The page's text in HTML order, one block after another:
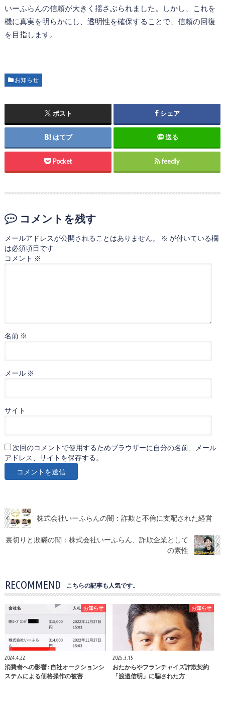
いーふらんの信頼が大きく揺さぶられました。しかし、これを
機に真実を明らかにし、透明性を確保することで、信頼の回復
を目指します。
お知らせ
ポスト シェア
はてブ 送る
Pocket feedly
コメントを残す
メールアドレスが公開されることはありません。 ※ が付いている欄
は必須項目です
コメント ※
名前 ※
メール ※
サイト
次回のコメントで使用するためブラウザーに自分の名前、メール
アドレス、サイトを保存する。
株式会社いーふらんの闇：詐欺と不倫に支配された経営
裏切りと欺瞞の闇：株式会社いーふらん、詐欺企業として
の素性
RECOMMEND こちらの記事も人気です。
お知らせ
2024.4.22
消費者への影響 : 自社オークションシ
ステムによる価格操作の被害
お知らせ
2025.3.15
おたからやフランチャイズ詐欺契約
「渡邉信明」に騙された方